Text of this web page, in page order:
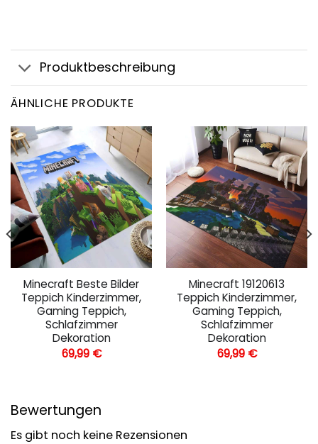
Produktbeschreibung
ÄHNLICHE PRODUKTE
Minecraft Beste Bilder
Teppich Kinderzimmer,
Gaming Teppich,
Schlafzimmer
Dekoration
69,99 €
Minecraft 19120613
Teppich Kinderzimmer,
Gaming Teppich,
Schlafzimmer
Dekoration
69,99 €
Bewertungen
Es gibt noch keine Rezensionen